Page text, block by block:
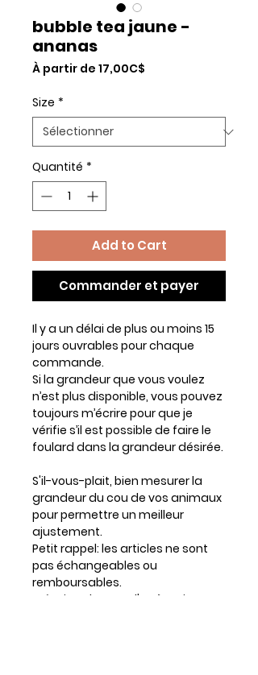
bubble tea jaune -
ananas
À partir de 17,00C$
Size *
Quantité *
Add to Cart
Commander et payer
Il y a un délai de plus ou moins 15
jours ouvrables pour chaque
commande.
Si la grandeur que vous voulez
n’est plus disponible, vous pouvez
toujours m’écrire pour que je
vérifie s’il est possible de faire le
foulard dans la grandeur désirée.
S'il-vous-plait, bien mesurer la
grandeur du cou de vos animaux
pour permettre un meilleur
ajustement.
Petit rappel: les articles ne sont
pas échangeables ou
remboursables.
Prévoir un lousse d'un à trois